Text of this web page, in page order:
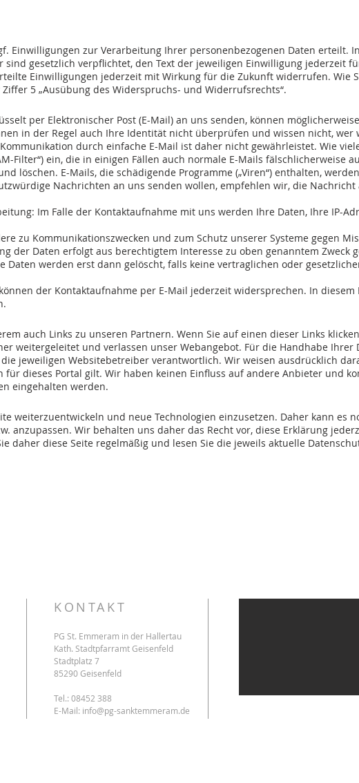
Einwilligungen zur Verarbeitung Ihrer personenbezogenen Daten erteilt.
gesetzlich verpflichtet, den Text der jeweiligen Einwilligung jederzeit
Einwilligungen jederzeit mit Wirkung für die Zukunft widerrufen. Wie
5 „Ausübung des Widerspruchs- und Widerrufsrechts“.
per Elektronischer Post (E-Mail) an uns senden, können
in der Regel auch Ihre Identität nicht überprüfen und wissen nicht, wer
durch einfache E-Mail ist daher nicht gewährleistet. Wie
Filter“) ein, die in einigen Fällen auch normale E-Mails fälschlicherweise
löschen. E-Mails, die schädigende Programme („Viren“) enthalten,
Nachrichten an uns senden wollen, empfehlen wir, die
Im Falle der Kontaktaufnahme mit uns werden Ihre Daten, Ihre IP-
zu Kommunikationszwecken und zum Schutz unserer Systeme gegen
der Daten erfolgt aus berechtigtem Interesse zu oben genanntem Zweck
Daten werden erst dann gelöscht, falls keine vertraglichen oder
der Kontaktaufnahme per E-Mail jederzeit widersprechen. In diesem
auch Links zu unseren Partnern. Wenn Sie auf einen dieser Links
weitergeleitet und verlassen unser Webangebot. Für die Handhabe Ihrer
jeweiligen Websitebetreiber verantwortlich. Wir weisen ausdrücklich
für dieses Portal gilt. Wir haben keinen Einfluss auf andere Anbieter und
eingehalten werden.
weiterzuentwickeln und neue Technologien einzusetzen. Daher kann es
anzupassen. Wir behalten uns daher das Recht vor, diese Erklärung
daher diese Seite regelmäßig und lesen Sie die jeweils aktuelle
KONTAKT
PG St. Emmeram in der Hallertau
Kath. Stadtpfarramt Geisenfeld
Stadtplatz 7
85290 Geisenfeld
Tel.: 08452 388
E-Mail: info@pg-sanktemmeram.de